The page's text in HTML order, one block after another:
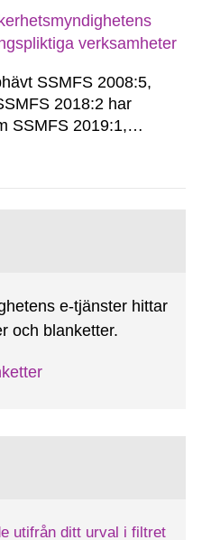
verksamheter
SSMFS 2008:5,
2018:2 har
SSMFS 2019:1,
e-tjänster hittar
och blanketter.
utifrån ditt urval i filtret